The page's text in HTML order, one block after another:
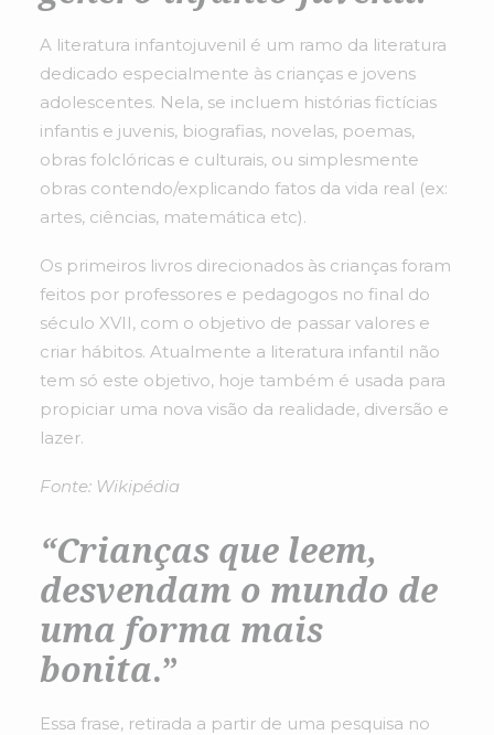
A literatura infantojuvenil é um ramo da literatura
dedicado especialmente às crianças e jovens
adolescentes. Nela, se incluem histórias fictícias
infantis e juvenis, biografias, novelas, poemas,
obras folclóricas e culturais, ou simplesmente
obras contendo/explicando fatos da vida real (ex:
artes, ciências, matemática etc).
Os primeiros livros direcionados às crianças foram
feitos por professores e pedagogos no final do
século XVII, com o objetivo de passar valores e
criar hábitos. Atualmente a literatura infantil não
tem só este objetivo, hoje também é usada para
propiciar uma nova visão da realidade, diversão e
lazer.
Fonte: Wikipédia
“Crianças que leem,
desvendam o mundo de
uma forma mais
bonita.”
Essa frase, retirada a partir de uma pesquisa no